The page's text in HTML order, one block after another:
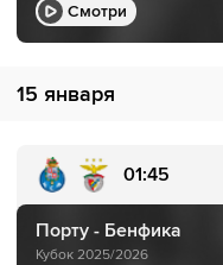
Смотри
15 января
01:45
Порту - Бенфика
Кубок 2025/2026